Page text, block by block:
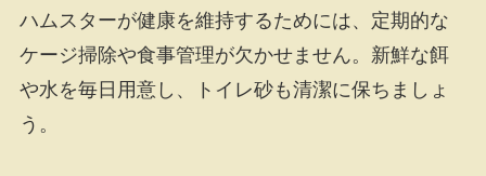
ハムスターが健康を維持するためには、定期的な
ケージ掃除や食事管理が欠かせません。新鮮な餌
や水を毎日用意し、トイレ砂も清潔に保ちましょ
う。